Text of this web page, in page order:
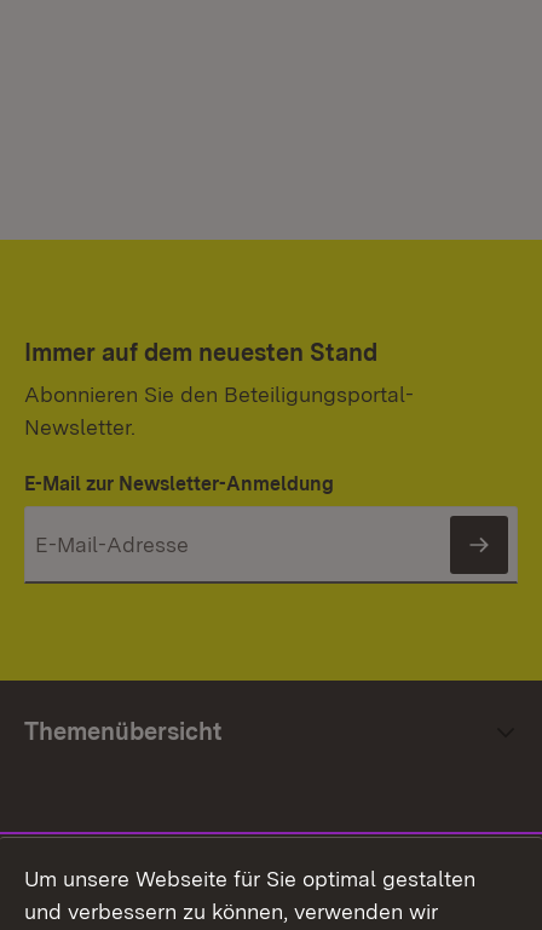
Immer auf dem neuesten Stand
Abonnieren Sie den Beteiligungsportal-
Newsletter.
E-Mail zur Newsletter-Anmeldung
Themenübersicht
Facebook
Um unsere Webseite für Sie optimal gestalten
und verbessern zu können, verwenden wir